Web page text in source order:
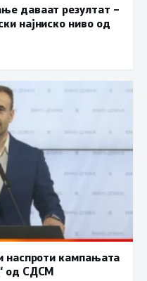
даваат резултат –
најниско ниво од
наспроти кампањата
од СДСM